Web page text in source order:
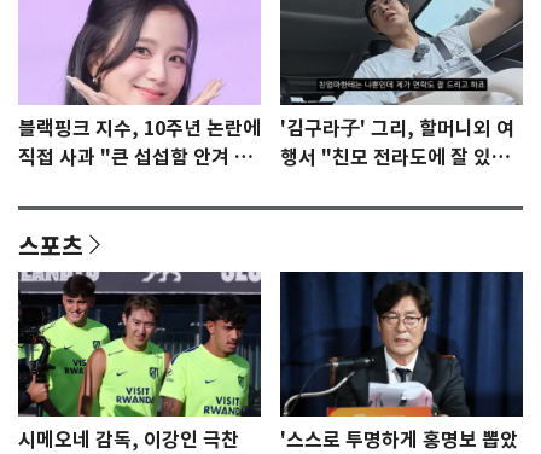
블랙핑크 지수, 10주년 논란에
직접 사과 "큰 섭섭함 안겨 미
'김구라子' 그리, 할머니외 여
행서 "친모 전라도에 잘 있
스포츠
시메오네 감독, 이강인 극찬
'스스로 투명하게 홍명보 뽑았